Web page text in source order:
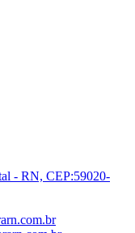
- RN, CEP:59020-